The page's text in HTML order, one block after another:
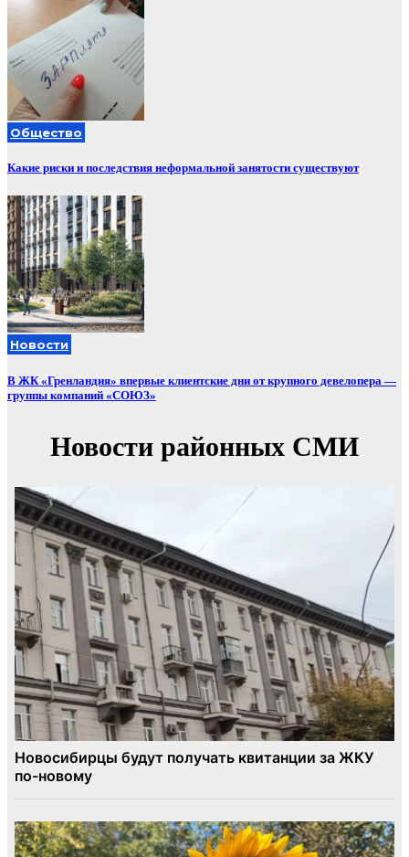
Общество
Какие риски и последствия неформальной занятости существуют
Новости
В ЖК «Гренландия» впервые клиентские дни от крупного девелопера —
группы компаний «СОЮЗ»